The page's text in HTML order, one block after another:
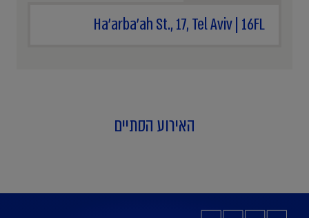
Ha'arba'ah St., 17, Tel Aviv | 16FL
האירוע הסתיים